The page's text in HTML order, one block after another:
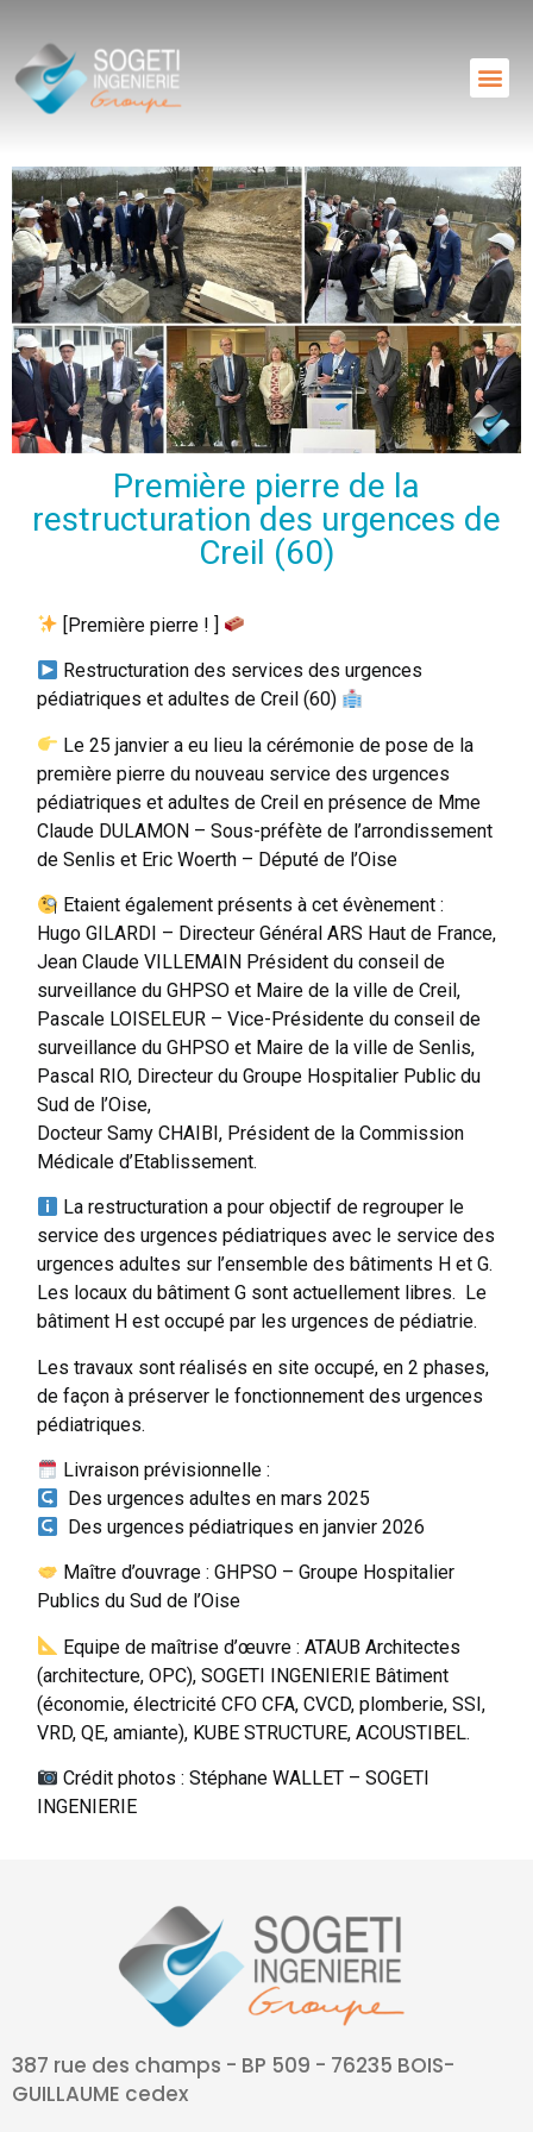
Première pierre de la
restructuration des urgences de
Creil (60)
[Premièrepierre ! ]
Restructuration des services des urgences
pédiatriques et adultes de Creil (60)
Le 25 janvier a eu lieu la cérémonie de pose de la
première pierre du nouveau service des urgences
pédiatriques et adultes de Creil en présence de Mme
Claude DULAMON – Sous-préfète de l’arrondissement
de Senlis et Eric Woerth – Député de l’Oise
Etaient également présents à cet évènement :
Hugo GILARDI – Directeur Général ARS Haut de France,
Jean Claude VILLEMAIN Président du conseil de
surveillance du GHPSO et Maire de la ville de Creil,
Pascale LOISELEUR – Vice-Présidente du conseil de
surveillance du GHPSO et Maire de la ville de Senlis,
Pascal RIO, Directeur du Groupe Hospitalier Public du
Sud de l’Oise,
Docteur Samy CHAIBI, Président de la Commission
Médicale d’Etablissement.
La restructuration a pour objectif de regrouper le
service des urgences pédiatriques avec le service des
urgences adultes sur l’ensemble des bâtiments H et G.
Les locaux du bâtiment G sont actuellement libres. Le
bâtiment H est occupé par les urgences de pédiatrie.
Les travaux sont réalisés en site occupé, en 2 phases,
de façon à préserver le fonctionnement des urgences
pédiatriques.
Livraison prévisionnelle :
Des urgences adultes en mars 2025
Des urgences pédiatriques en janvier 2026
Maître d’ouvrage : GHPSO – Groupe Hospitalier
Publics du Sud de l’Oise
Equipe de maîtrise d’œuvre : ATAUB Architectes
(architecture, OPC), SOGETI INGENIERIE Bâtiment
(économie, électricité CFO CFA, CVCD, plomberie, SSI,
VRD, QE, amiante), KUBE STRUCTURE, ACOUSTIBEL.
Crédit photos : Stéphane WALLET – SOGETI
INGENIERIE
387 rue des champs - BP 509 - 76235 BOIS-
GUILLAUME cedex